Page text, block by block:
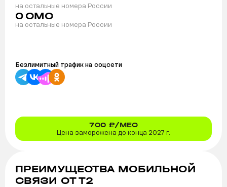
на остальные номера России
0 СМС
на остальные номера России
Безлимитный трафик на соцсети
700 ₽/МЕС
Цена заморожена до конца 2027 г.
ПРЕИМУЩЕСТВА МОБИЛЬНОЙ
СВЯЗИ ОТ Т2